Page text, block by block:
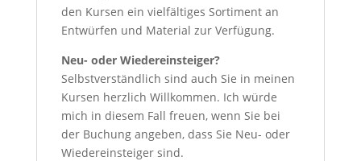
den Kursen ein vielfältiges Sortiment an
Entwürfen und Material zur Verfügung.
Neu- oder Wiedereinsteiger?
Selbstverständlich sind auch Sie in meinen
Kursen herzlich Willkommen. Ich würde
mich in diesem Fall freuen, wenn Sie bei
der Buchung angeben, dass Sie Neu- oder
Wiedereinsteiger sind.